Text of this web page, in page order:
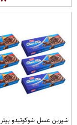
شیرین عسل شوکوتیدو